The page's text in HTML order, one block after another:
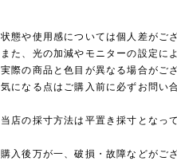
状態や使用感については個人差がご
また、光の加減やモニターの設定に
実際の商品と色目が異なる場合がご
気になる点はご購入前に必ずお問い
当店の採寸方法は平置き採寸となっ
購入後万が一、破損・故障などがご